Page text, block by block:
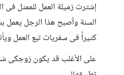
إشترت زميلة العمل للممثل
السنة وأصبح هذا الرجل يعمل
كثيراً فى سفريات تبع العمل
على الأغلب قد يكون زوجكى